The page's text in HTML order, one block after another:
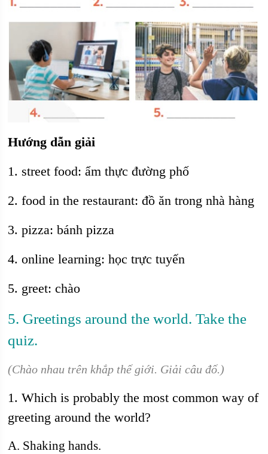
Hướng dẫn giải
1. street food: ẩm thực đường phố
2. food in the restaurant: đồ ăn trong nhà hàng
3. pizza: bánh pizza
4. online learning: học trực tuyến
5. greet: chào
5. Greetings around the world. Take the
quiz.
(Chào nhau trên khắp thế giới. Giải câu đố.)
1. Which is probably the most common way of
greeting around the world?
A. Shaking hands.